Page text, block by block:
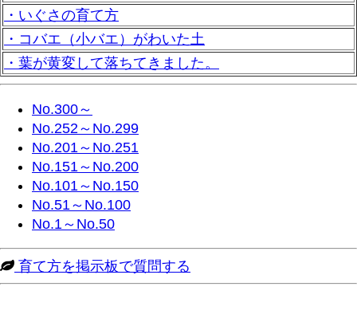
・いぐさの育て方
・コバエ（小バエ）がわいた土
・葉が黄変して落ちてきました。
No.300～
No.252～No.299
No.201～No.251
No.151～No.200
No.101～No.150
No.51～No.100
No.1～No.50
育て方を掲示板で質問する